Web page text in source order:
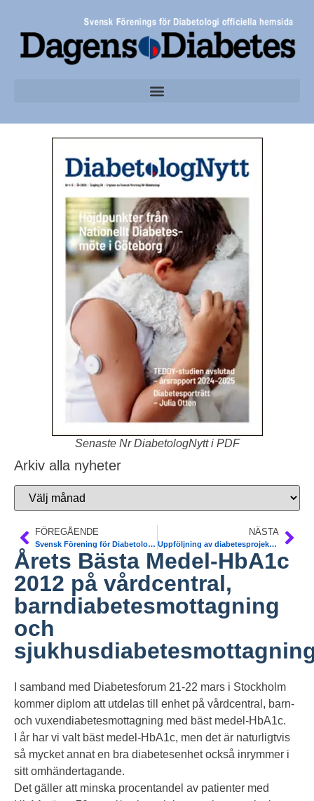
Senaste Nr DiabetologNytt i PDF
Arkiv alla nyheter
FÖREGÅENDE
Svensk Förening för Diabetologi (SFD) försvarar insulinpump som fortsatt fritt hjälpmedel med kvarstående nationell subvention. TLV driver ärendet till Förvaltningsdomstolen i Stockholm
NÄSTA
Uppföljning av diabetesprojekt i primärvården i Skaraborg. ”Ett bättre liv – börja nu”. Bo Rylander, distriktsläkare, FOU-enheten, Skövde
Årets Bästa Medel-HbA1c
2012 på vårdcentral,
barndiabetesmottagning
och
I samband med Diabetesforum 21-22 mars i Stockholm
kommer diplom att utdelas till enhet på vårdcentral, barn-
och vuxendiabetesmottagning med bäst medel-HbA1c.
I år har vi valt bäst medel-HbA1c, men det är naturligtvis
så mycket annat en bra diabetesenhet också inrymmer i
sitt omhändertagande.
Det gäller att minska procentandel av patienter med